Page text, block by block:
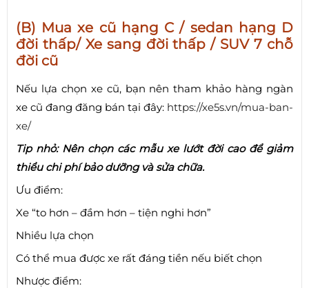
(B) Mua xe cũ hạng C / sedan hạng D
đời thấp/ Xe sang đời thấp / SUV 7 chỗ
đời cũ
Nếu lựa chọn xe cũ, bạn nên tham khảo hàng ngàn
xe cũ đang đăng bán tại đây: https://xe5s.vn/mua-ban-
xe/
Tip nhỏ: Nên chọn các mẫu xe lướt đời cao để giảm
thiểu chi phí bảo dưỡng và sửa chữa.
Ưu điểm:
Xe “to hơn – đầm hơn – tiện nghi hơn”
Nhiều lựa chọn
Có thể mua được xe rất đáng tiền nếu biết chọn
Nhược điểm: